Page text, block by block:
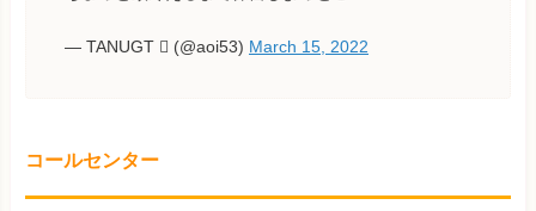
— TANUGT  (@aoi53) March 15, 2022
コールセンター